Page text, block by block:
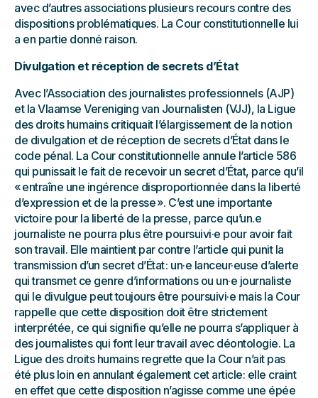
avec d’autres associations plusieurs recours contre des
dispositions problématiques. La Cour constitutionnelle lui
a en partie donné raison.
Divulgation et réception de secrets d’État
Avec l’Association des journalistes professionnels (AJP)
et la Vlaamse Vereniging van Journalisten (VJJ), la Ligue
des droits humains critiquait l’élargissement de la notion
de divulgation et de réception de secrets d’État dans le
code pénal. La Cour constitutionnelle annule l’article 586
qui punissait le fait de recevoir un secret d’État, parce qu’il
« entraîne une ingérence disproportionnée dans la liberté
d’expression et de la presse ». C’est une importante
victoire pour la liberté de la presse, parce qu’un.e
journaliste ne pourra plus être poursuivi·e pour avoir fait
son travail. Elle maintient par contre l’article qui punit la
transmission d’un secret d’État : un·e lanceur·euse d’alerte
qui transmet ce genre d’informations ou un·e journaliste
qui le divulgue peut toujours être poursuivi·e mais la Cour
rappelle que cette disposition doit être strictement
interprétée, ce qui signifie qu’elle ne pourra s’appliquer à
des journalistes qui font leur travail avec déontologie. La
Ligue des droits humains regrette que la Cour n’ait pas
été plus loin en annulant également cet article: elle craint
en effet que cette disposition n’agisse comme une épée